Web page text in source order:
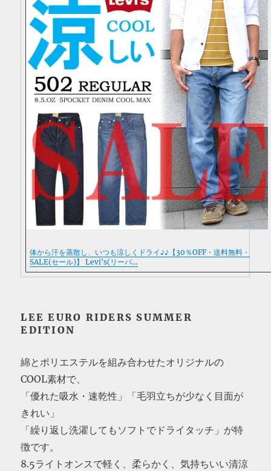
体から汗を蒸散し、いつも涼しくドライ♪♪【30％OFF・送料無料・
SALE(セール)】 Levi's(リーバ…
LEE EURO RIDERS SUMMER
EDITION
綿とポリエステルを組み合わせたオリジナルの
COOL素材で、
「優れた吸水・速乾性」「毛羽立ちが少なく目面が
きれい」
「繰り返し洗濯してもソフトでドライタッチ」が特
徴です。
8.5ライトオンスで軽く、柔らかく、気持ちいい清涼